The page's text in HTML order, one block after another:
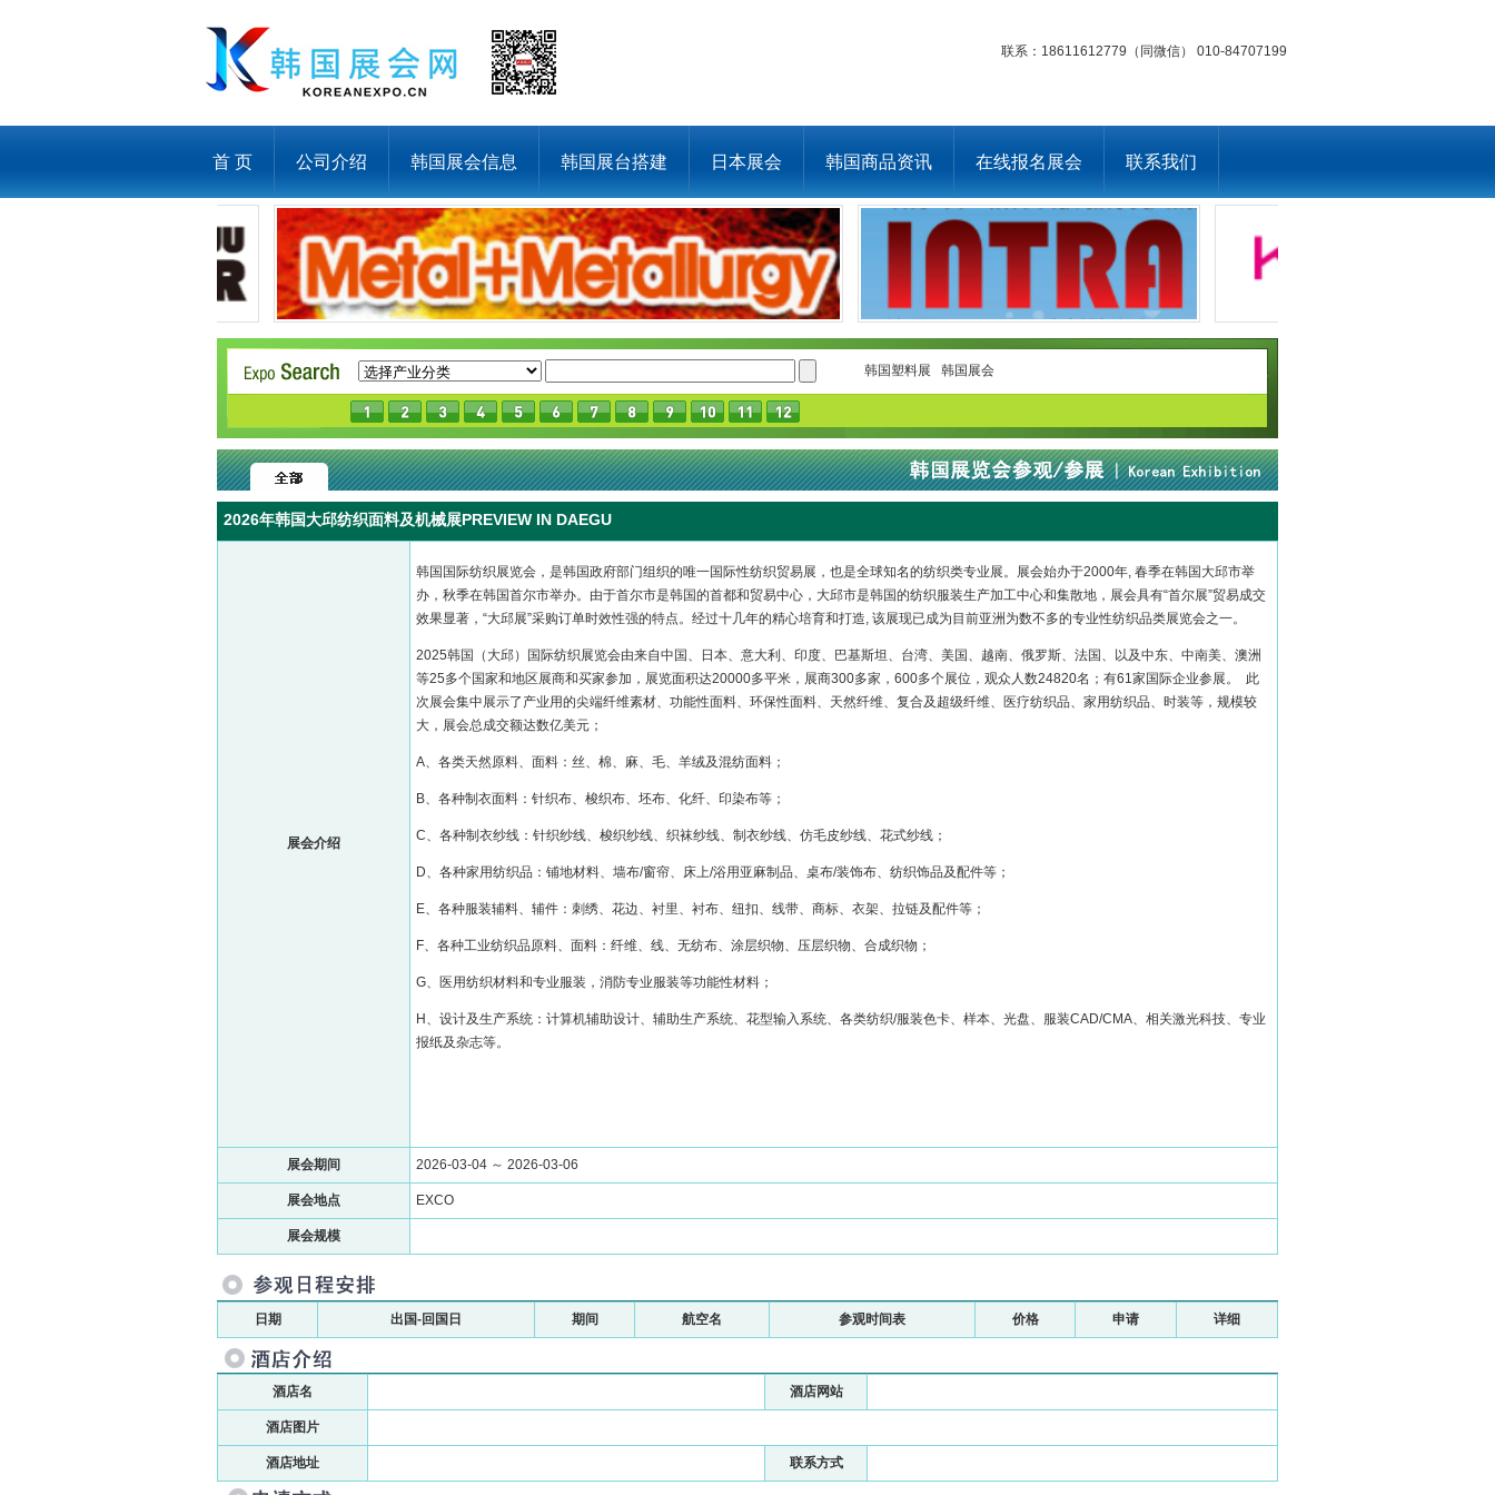
联系：18611612779（同微信） 010-84707199
首 页 公司介绍 韩国展会信息 韩国展台搭建 日本展会 韩国商品资讯 在线报名展会 联系我们
韩国塑料展 韩国展会
2026年韩国大邱纺织面料及机械展PREVIEW IN DAEGU
展会介绍
韩国国际纺织展览会，是韩国政府部门组织的唯一国际性纺织贸易展，也是全球知名的纺织类专业展。展会始办于2000年, 春季在韩国大邱市举
办，秋季在韩国首尔市举办。由于首尔市是韩国的首都和贸易中心，大邱市是韩国的纺织服装生产加工中心和集散地，展会具有“首尔展”贸易成交
效果显著，“大邱展”采购订单时效性强的特点。经过十几年的精心培育和打造, 该展现已成为目前亚洲为数不多的专业性纺织品类展览会之一。
2025韩国（大邱）国际纺织展览会由来自中国、日本、意大利、印度、巴基斯坦、台湾、美国、越南、俄罗斯、法国、以及中东、中南美、澳洲
等25多个国家和地区展商和买家参加，展览面积达20000多平米，展商300多家，600多个展位，观众人数24820名；有61家国际企业参展。 此
次展会集中展示了产业用的尖端纤维素材、功能性面料、环保性面料、天然纤维、复合及超级纤维、医疗纺织品、家用纺织品、时装等，规模较
大，展会总成交额达数亿美元；
A、各类天然原料、面料：丝、棉、麻、毛、羊绒及混纺面料；
B、各种制衣面料：针织布、梭织布、坯布、化纤、印染布等；
C、各种制衣纱线：针织纱线、梭织纱线、织袜纱线、制衣纱线、仿毛皮纱线、花式纱线；
D、各种家用纺织品：铺地材料、墙布/窗帘、床上/浴用亚麻制品、桌布/装饰布、纺织饰品及配件等；
E、各种服装辅料、辅件：刺绣、花边、衬里、衬布、纽扣、线带、商标、衣架、拉链及配件等；
F、各种工业纺织品原料、面料：纤维、线、无纺布、涂层织物、压层织物、合成织物；
G、医用纺织材料和专业服装，消防专业服装等功能性材料；
H、设计及生产系统：计算机辅助设计、辅助生产系统、花型输入系统、各类纺织/服装色卡、样本、光盘、服装CAD/CMA、相关激光科技、专业
报纸及杂志等。
展会期间 2026-03-04 ～ 2026-03-06
展会地点 EXCO
展会规模
日期 出国-回国日 期间 航空名 参观时间表 价格 申请 详细
酒店名 酒店网站
酒店图片
酒店地址 联系方式